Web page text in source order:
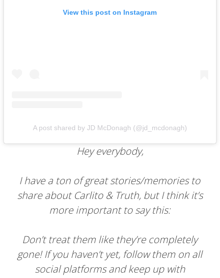
View this post on Instagram
A post shared by JD McDonagh (@jd_mcdonagh)
Hey everybody,
I have a ton of great stories/memories to
share about Carlito & Truth, but I think it’s
more important to say this:
Don’t treat them like they’re completely
gone! If you haven’t yet, follow them on all
social platforms and keep up with